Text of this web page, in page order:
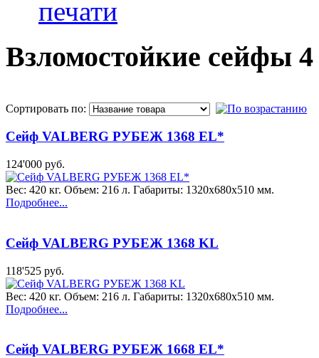
Взломостойкие сейфы
Сортировать по:
Сейф VALBERG РУБЕЖ 1368 EL*
124'000 руб.
Вес: 420 кг. Объем: 216 л. Габариты: 1320x680x510 мм.
Подробнее...
Сейф VALBERG РУБЕЖ 1368 KL
118'525 руб.
Вес: 420 кг. Объем: 216 л. Габариты: 1320x680x510 мм.
Подробнее...
Сейф VALBERG РУБЕЖ 1668 EL*